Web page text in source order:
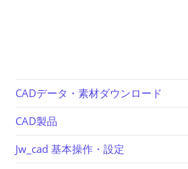
CADデータ・素材ダウンロード
CAD製品
Jw_cad 基本操作・設定